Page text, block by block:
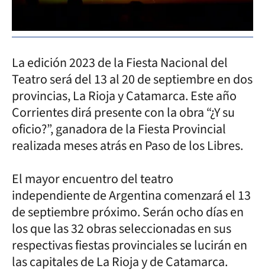
La edición 2023 de la Fiesta Nacional del
Teatro será del 13 al 20 de septiembre en dos
provincias, La Rioja y Catamarca. Este año
Corrientes dirá presente con la obra “¿Y su
oficio?”, ganadora de la Fiesta Provincial
realizada meses atrás en Paso de los Libres.
El mayor encuentro del teatro
independiente de Argentina comenzará el 13
de septiembre próximo. Serán ocho días en
los que las 32 obras seleccionadas en sus
respectivas fiestas provinciales se lucirán en
las capitales de La Rioja y de Catamarca.